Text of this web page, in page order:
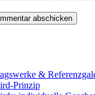
&
Prinzip